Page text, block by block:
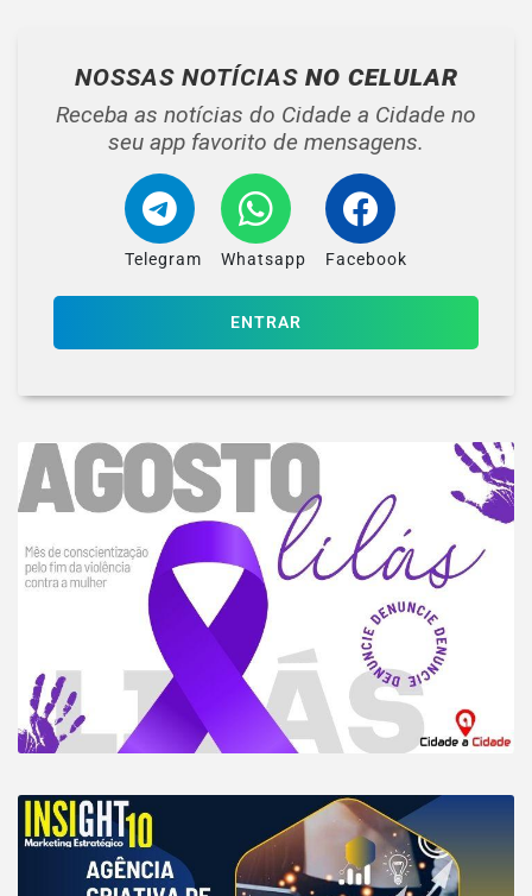
NOSSAS NOTÍCIAS NO CELULAR
Receba as notícias do Cidade a Cidade no
seu app favorito de mensagens.
Telegram Whatsapp Facebook
ENTRAR